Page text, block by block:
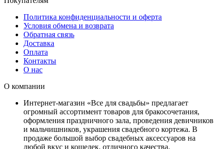
Политика конфиденциальности и оферта
Условия обмена и возврата
Обратная связь
Доставка
Оплата
Контакты
О нас
О компании
Интернет-магазин «Все для свадьбы» предлагает
огромный ассортимент товаров для бракосочетания,
оформления праздничного зала, проведения девичников
и мальчишников, украшения свадебного кортежа. В
продаже большой выбор свадебных аксессуаров на
любой вкус и кошелек, отличного качества.